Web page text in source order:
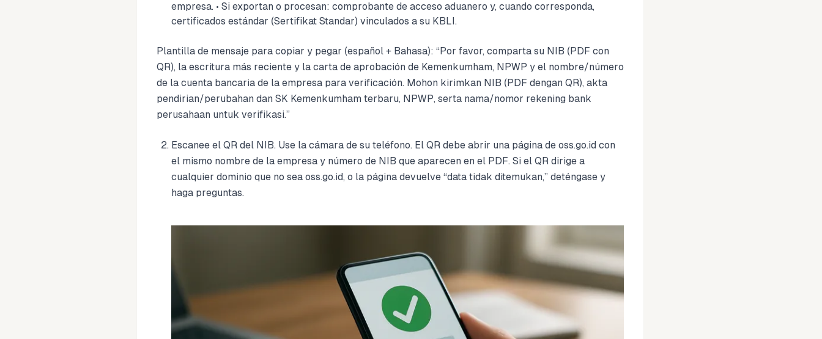
empresa. • Si exportan o procesan: comprobante de acceso aduanero y, cuando corresponda,
certificados estándar (Sertifikat Standar) vinculados a su KBLI.
Plantilla de mensaje para copiar y pegar (español + Bahasa): “Por favor, comparta su NIB (PDF con
QR), la escritura más reciente y la carta de aprobación de Kemenkumham, NPWP y el nombre/número
de la cuenta bancaria de la empresa para verificación. Mohon kirimkan NIB (PDF dengan QR), akta
pendirian/perubahan dan SK Kemenkumham terbaru, NPWP, serta nama/nomor rekening bank
perusahaan untuk verifikasi.”
Escanee el QR del NIB. Use la cámara de su teléfono. El QR debe abrir una página de oss.go.id con
el mismo nombre de la empresa y número de NIB que aparecen en el PDF. Si el QR dirige a
cualquier dominio que no sea oss.go.id, o la página devuelve “data tidak ditemukan,” deténgase y
haga preguntas.